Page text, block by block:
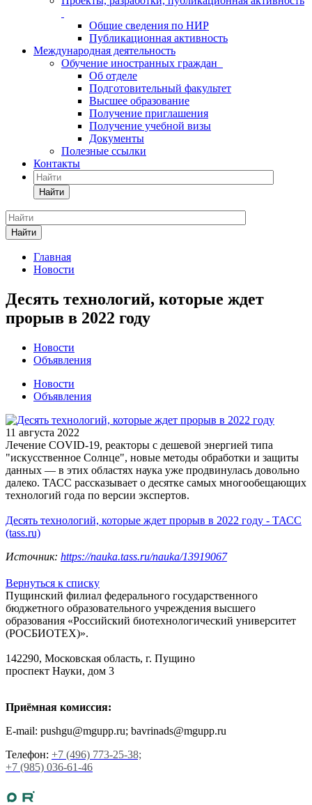
Общие сведения по НИР
Публикационная активность
Международная деятельность
Обучение иностранных граждан
Об отделе
Подготовительный факультет
Высшее образование
Получение приглашения
Получение учебной визы
Документы
Полезные ссылки
Контакты
Найти
Найти
Главная
Новости
Десять технологий, которые ждет
прорыв в 2022 году
Новости
Объявления
Новости
Объявления
11 августа 2022
Лечение COVID-19, реакторы с дешевой энергией типа
"искусственное Солнце", новые методы обработки и защиты
данных — в этих областях наука уже продвинулась довольно
далеко. ТАСС рассказывает о десятке самых многообещающих
технологий года по версии экспертов.
Десять технологий, которые ждет прорыв в 2022 году - ТАСС
(tass.ru)
Источник: https://nauka.tass.ru/nauka/13919067
Вернуться к списку
Пущинский филиал федерального государственного
бюджетного образовательного учреждения высшего
образования «Российский биотехнологический университет
(РОСБИОТЕХ)».
142290, Московская область, г. Пущино
проспект Науки, дом 3
Приёмная комиссия:
E-mail: pushgu@mgupp.ru; bavrinads@mgupp.ru
Телефон: +7 (496) 773-25-38;
+7 (985) 036-61-46